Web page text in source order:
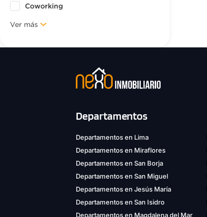
Coworking
Ver más
Departamentos
Departamentos en Lima
Departamentos en Miraflores
Departamentos en San Borja
Departamentos en San Miguel
Departamentos en Jesús María
Departamentos en San Isidro
Departamentos en Magdalena del Mar